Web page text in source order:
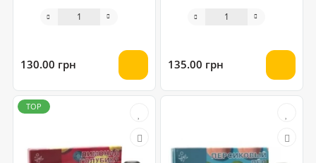
130.00 грн 135.00 грн
TOP